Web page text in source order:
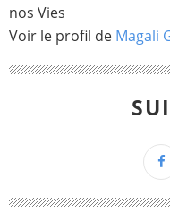
nos Vies
Voir le profil de Magali